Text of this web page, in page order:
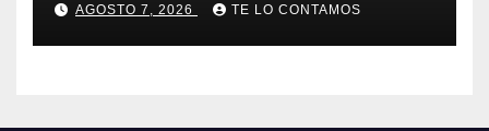
AGOSTO 7, 2026 TE LO CONTAMOS